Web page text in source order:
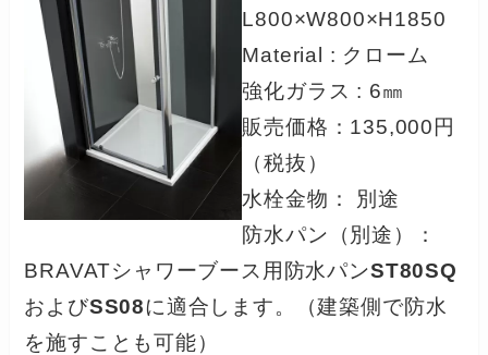
L800×W800×H1850
Material : クローム
強化ガラス : 6㎜
販売価格：135,000円
（税抜）
水栓金物： 別途
防水パン（別途）：
BRAVATシャワーブース用防水パンST80SQ
およびSS08に適合します。（建築側で防水
を施すことも可能）